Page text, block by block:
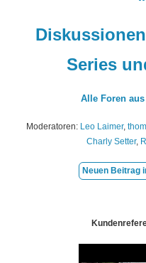
Series
Alle Foren
Moderatoren: Leo Laimer,
Charly Setter,
Neuen Beitrag